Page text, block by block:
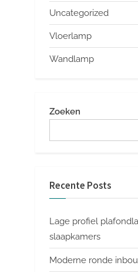
Uncategorized
Vloerlamp
Wandlamp
Zoeken
Recente Posts
Lage profiel
slaapkamers
Moderne ronde